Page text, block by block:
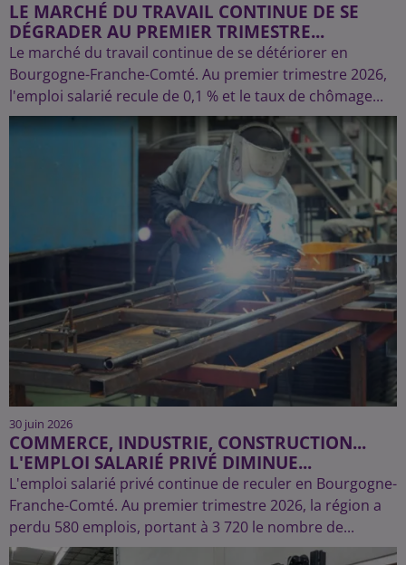
LE MARCHÉ DU TRAVAIL CONTINUE DE SE
DÉGRADER AU PREMIER TRIMESTRE...
Le marché du travail continue de se détériorer en
Bourgogne-Franche-Comté. Au premier trimestre 2026,
l'emploi salarié recule de 0,1 % et le taux de chômage...
30 juin 2026
COMMERCE, INDUSTRIE, CONSTRUCTION...
L'EMPLOI SALARIÉ PRIVÉ DIMINUE...
L'emploi salarié privé continue de reculer en Bourgogne-
Franche-Comté. Au premier trimestre 2026, la région a
perdu 580 emplois, portant à 3 720 le nombre de...